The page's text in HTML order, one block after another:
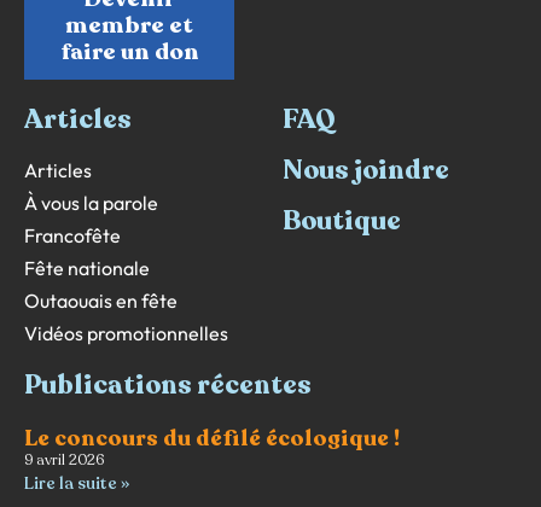
membre et
faire un don
Articles
Articles
À vous la parole
Francofête
Fête nationale
Outaouais en fête
Vidéos promotionnelles
FAQ
Nous joindre
Boutique
Publications récentes
Le concours du défilé écologique !
9 avril 2026
Lire la suite »